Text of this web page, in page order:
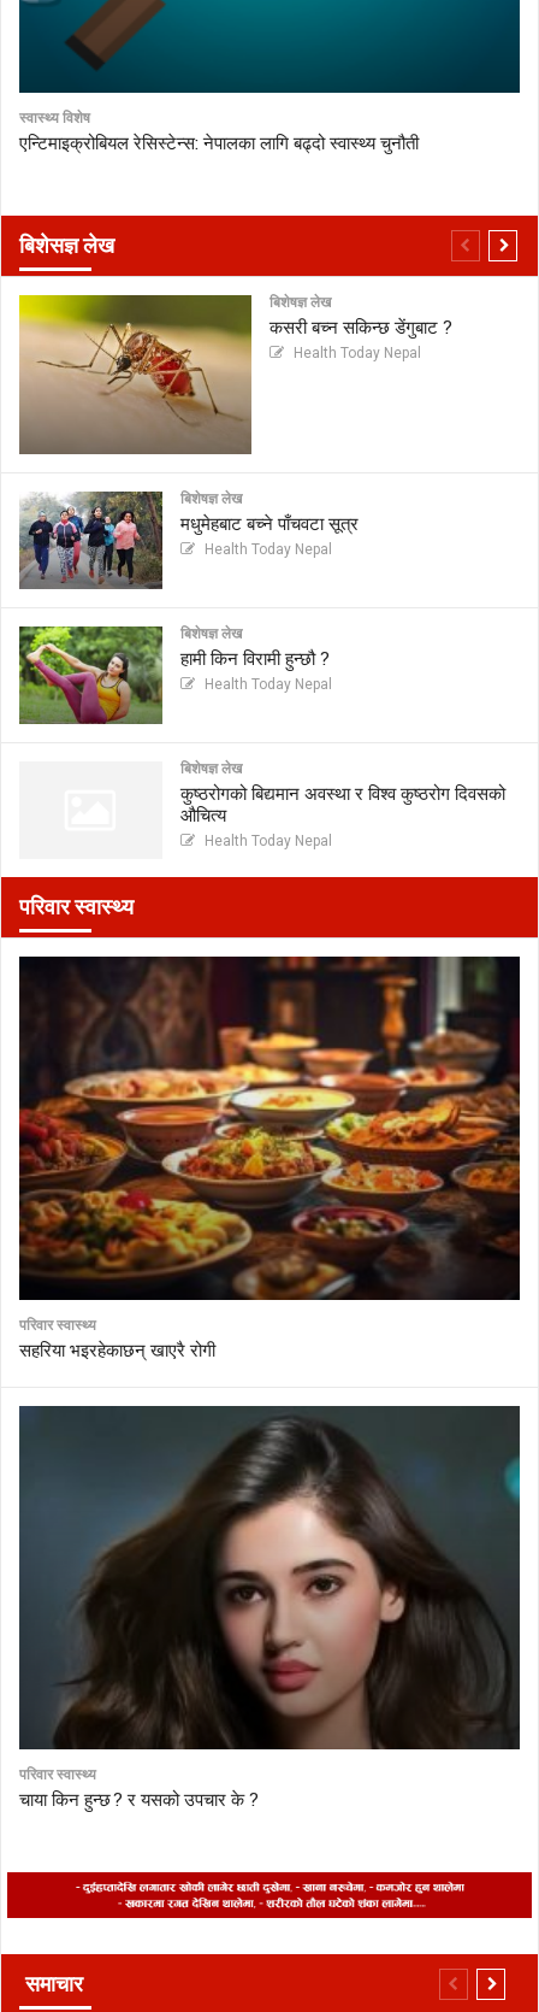
स्वास्थ्य विशेष
एन्टिमाइक्रोबियल रेसिस्टेन्स: नेपालका लागि बढ्दो स्वास्थ्य चुनौती
बिशेसज्ञ लेख
बिशेषज्ञ लेख
कसरी बच्न सकिन्छ डेंगुबाट ?
Health Today Nepal
बिशेषज्ञ लेख
मधुमेहबाट बच्ने पाँचवटा सूत्र
Health Today Nepal
बिशेषज्ञ लेख
हामी किन विरामी हुन्छौ ?
Health Today Nepal
बिशेषज्ञ लेख
कुष्ठरोगको बिद्यमान अवस्था र विश्व कुष्ठरोग दिवसको
औचित्य
Health Today Nepal
परिवार स्वास्थ्य
परिवार स्वास्थ्य
सहरिया भइरहेकाछन् खाएरै रोगी
परिवार स्वास्थ्य
चाया किन हुन्छ ? र यसको उपचार के ?
समाचार